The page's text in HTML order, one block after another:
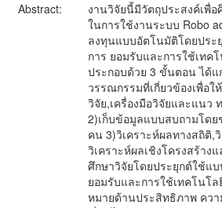
Abstract:
งานวิจัยนี้มีวัตถุประสงค์เพื่
ในการใช้งานระบบ Robo
ลงทุนแบบอัตโนมัติโดยประ
การ ยอมรับและการใช้เทค
ประกอบด้วย 3 ขั้นตอน ได้
วรรณกรรมที่เกี่ยวข้องเพื่อ
วิจัย,เครื่องมือวิจัยและแนว
2)เก็บข้อมูลแบบสบถามโด
คน 3)วิเคราะห์ผลทางสถิติ,
วิเคราะห์ผลเชิงโครงสร้าง
ศึกษาวิจัยโดยประยุกต์ใช้แ
ยอมรับและการใช้เทคโนโ
หมายด้านประสิทธิภาพ คว